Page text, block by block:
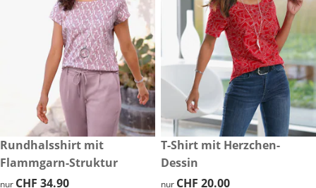
CHF 34.90
Rundhalsshirt mit
Flammgarn-Struktur
CHF 34.90
nur CHF 34.90
CHF 20.00
T-Shirt mit Herzchen-
Dessin
CHF 20.00
nur CHF 20.00